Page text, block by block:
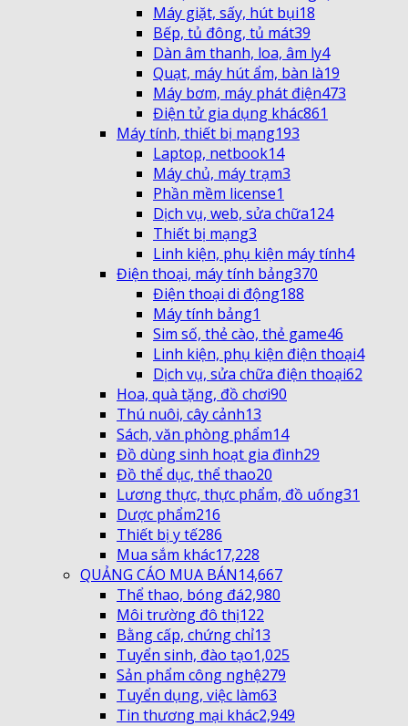
Máy giặt, sấy, hút bụi18
Bếp, tủ đông, tủ mát39
Dàn âm thanh, loa, âm ly4
Quạt, máy hút ẩm, bàn là19
Máy bơm, máy phát điện473
Điện tử gia dụng khác861
Máy tính, thiết bị mạng193
Laptop, netbook14
Máy chủ, máy trạm3
Phần mềm license1
Dịch vụ, web, sửa chữa124
Thiết bị mạng3
Linh kiện, phụ kiện máy tính4
Điện thoại, máy tính bảng370
Điện thoại di động188
Máy tính bảng1
Sim số, thẻ cào, thẻ game46
Linh kiện, phụ kiện điện thoại4
Dịch vụ, sửa chữa điện thoại62
Hoa, quà tặng, đồ chơi90
Thú nuôi, cây cảnh13
Sách, văn phòng phẩm14
Đồ dùng sinh hoạt gia đình29
Đồ thể dục, thể thao20
Lương thực, thực phẩm, đồ uống31
Dược phẩm216
Thiết bị y tế286
Mua sắm khác17,228
QUẢNG CÁO MUA BÁN14,667
Thể thao, bóng đá2,980
Môi trường đô thị122
Bằng cấp, chứng chỉ13
Tuyển sinh, đào tạo1,025
Sản phẩm công nghệ279
Tuyển dụng, việc làm63
Tin thương mại khác2,949